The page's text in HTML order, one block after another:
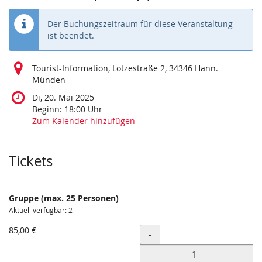
Der Buchungszeitraum für diese Veranstaltung
ist beendet.
Tourist-Information, Lotzestraße 2, 34346 Hann.
Münden
Di, 20. Mai 2025
Beginn: 18:00 Uhr
Zum Kalender hinzufügen
Produkte
Tickets
Gruppe (max. 25 Personen)
Aktuell verfügbar: 2
85,00 € Menge
-